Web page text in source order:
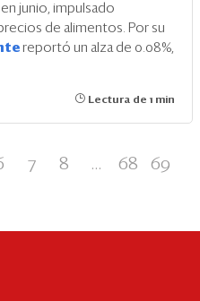
junio, impulsado
de alimentos. Por su
reportó un alza de 0.08%,
Lectura de 1 min
7 8 ... 68 69